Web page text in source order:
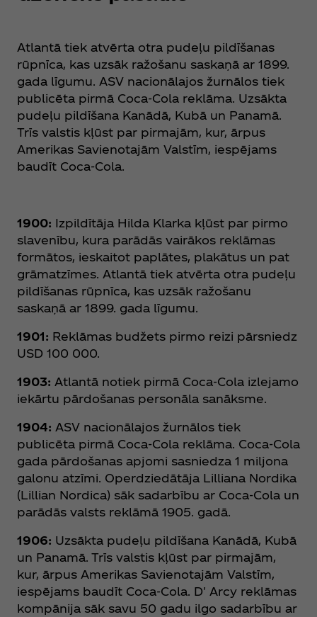
Atlantā tiek atvērta otra pudeļu pildīšanas
rūpnīca, kas uzsāk ražošanu saskaņā ar 1899.
gada līgumu. ASV nacionālajos žurnālos tiek
publicēta pirmā Coca‑Cola reklāma. Uzsākta
pudeļu pildīšana Kanādā, Kubā un Panamā.
Trīs valstis kļūst par pirmajām, kur, ārpus
Amerikas Savienotajām Valstīm, iespējams
baudīt Coca‑Cola.
1900: Izpildītāja Hilda Klarka kļūst par pirmo
slavenību, kura parādās vairākos reklāmas
formātos, ieskaitot paplātes, plakātus un pat
grāmatzīmes. Atlantā tiek atvērta otra pudeļu
pildīšanas rūpnīca, kas uzsāk ražošanu
saskaņā ar 1899. gada līgumu.
1901: Reklāmas budžets pirmo reizi pārsniedz
USD 100 000.
1903: Atlantā notiek pirmā Coca‑Cola izlejamo
iekārtu pārdošanas personāla sanāksme.
1904: ASV nacionālajos žurnālos tiek
publicēta pirmā Coca‑Cola reklāma. Coca‑Cola
gada pārdošanas apjomi sasniedza 1 miljona
galonu atzīmi. Operdziedātāja Lilliana Nordika
(Lillian Nordica) sāk sadarbību ar Coca‑Cola un
parādās valsts reklāmā 1905. gadā.
1906: Uzsākta pudeļu pildīšana Kanādā, Kubā
un Panamā. Trīs valstis kļūst par pirmajām,
kur, ārpus Amerikas Savienotajām Valstīm,
iespējams baudīt Coca‑Cola. D' Arcy reklāmas
kompānija sāk savu 50 gadu ilgo sadarbību ar